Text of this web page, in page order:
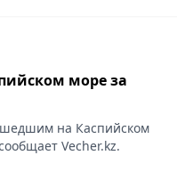
море за
на Каспийском
Vecher.kz.